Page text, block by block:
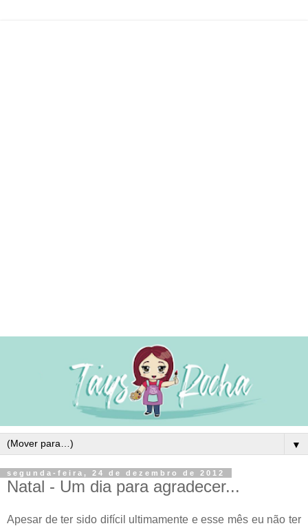
▼
segunda-feira, 24 de dezembro de 2012
Natal - Um dia para agradecer...
Apesar de ter sido difícil ultimamente e esse mês eu não ter